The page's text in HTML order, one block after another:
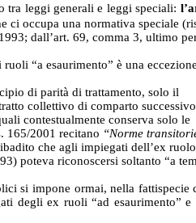
tra leggi generali e leggi speciali:
ci occupa una normativa speciale
dall’art. 69, comma 3, ultimo
“a esaurimento” è una
di parità di trattamento, solo il
collettivo di comparto
contestualmente conserva solo le
165/2001 recitano “Norme
che agli impiegati dell’ex
poteva riconoscersi soltanto “a
si impone ormai, nella fattispecie
degli ex ruoli “ad esaurimento”